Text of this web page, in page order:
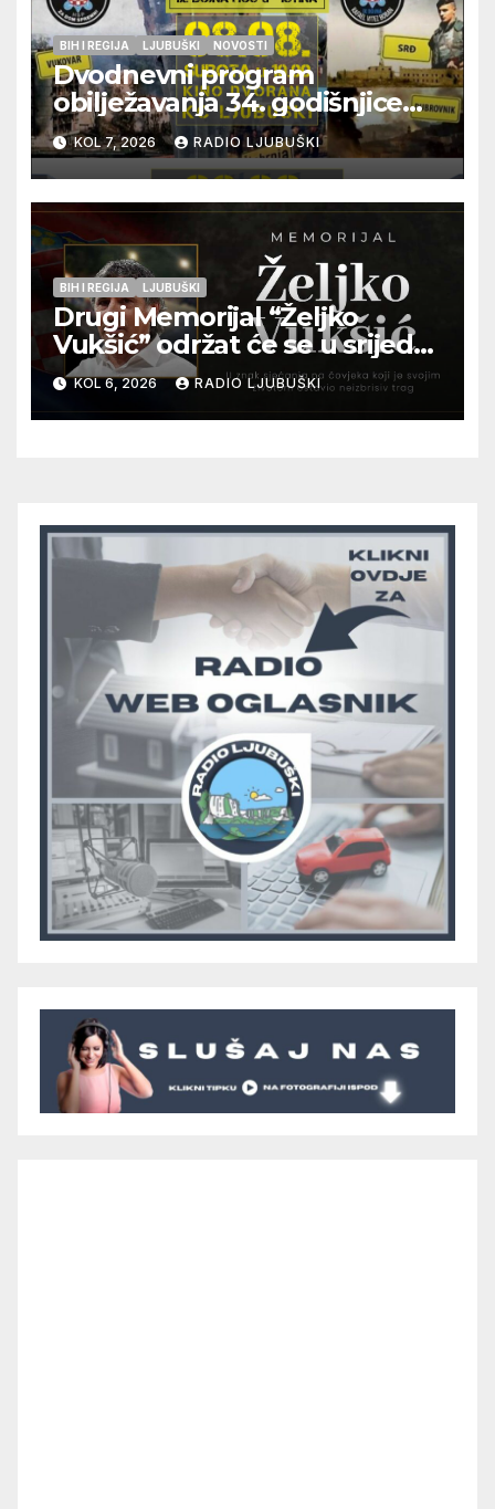
BIH I REGIJA LJUBUŠKI NOVOSTI
Dvodnevni program
obilježavanja 34. godišnjice
pogibije generala Blaža
Kraljevića i osmorice
pripadnika HOS-a
KOL 7, 2026 RADIO LJUBUŠKI
BIH I REGIJA LJUBUŠKI
Drugi Memorijal “Željko
Vukšić” održat će se u srijedu
12. kolovoza u Otoku
KOL 6, 2026 RADIO LJUBUŠKI